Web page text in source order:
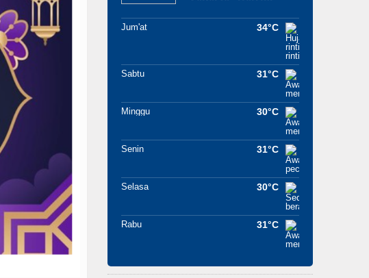
Jum'at 34°C
Sabtu 31°C
Minggu 30°C
Senin 31°C
Selasa 30°C
Rabu 31°C